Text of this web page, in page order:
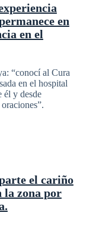
en
en el
“conocí al Cura
en el hospital
él y desde
el cariño
la zona por